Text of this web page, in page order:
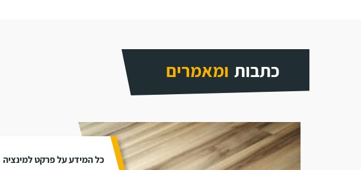
כתבות ומאמרים
כל המידע על פרקט למינציה